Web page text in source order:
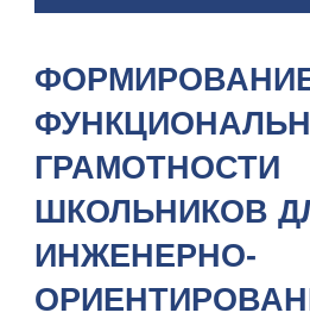
ГРАМОТНОСТИ
ШКОЛЬНИКОВ
ИНЖЕНЕРНО-